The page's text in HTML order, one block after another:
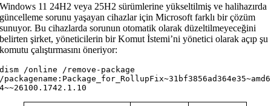
Windows 11 24H2 veya 25H2 sürümlerine yükseltilmiş ve halihazırda
güncelleme sorunu yaşayan cihazlar için Microsoft farklı bir çözüm
sunuyor. Bu cihazlarda sorunun otomatik olarak düzeltilmeyeceğini
belirten şirket, yöneticilerin bir Komut İstemi’ni yönetici olarak açıp şu
komutu çalıştırmasını öneriyor:
dism /online /remove-package
/packagename:Package_for_RollupFix~31bf3856ad364e35~amd6
4~~26100.1742.1.10